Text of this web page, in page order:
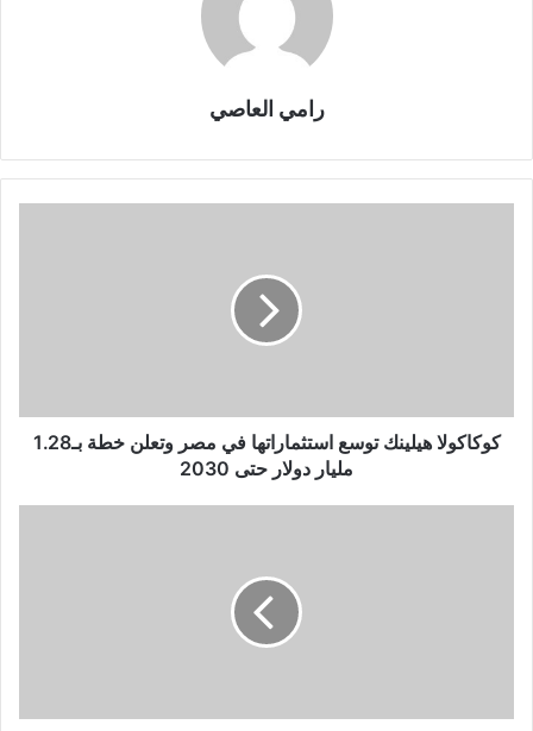
رامي العاصي
كوكاكولا هيلينك توسع استثماراتها في مصر وتعلن خطة بـ1.28
مليار دولار حتى 2030